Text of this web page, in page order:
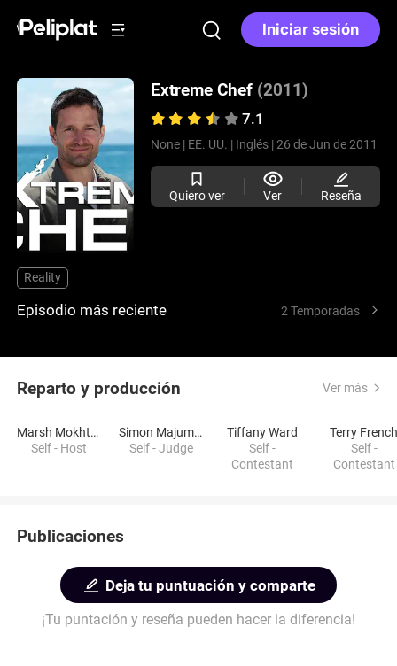
Iniciar sesión
Extreme Chef (2011)
7.1
None | EE. UU. | Inglés | 26 de Jun de 2011
Quiero ver Ver Reseña
Reality
Episodio más reciente 2 Temporadas
Reparto y producción Ver más
Marsh Mokhtari
Self - Host
Simon Majumdar
Self - Judge
Tiffany Ward
Self -
Contestant
Terry
Self -
Contestant
Publicaciones
Deja tu puntuación y comparte
¡Tu puntación y reseña pueden hacer la diferencia!